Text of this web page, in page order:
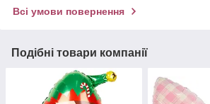
Всі умови повернення
Подібні товари компанії